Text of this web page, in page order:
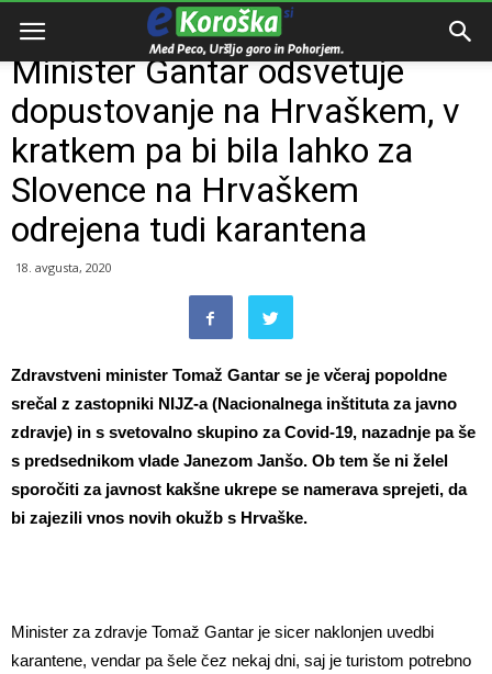
Domov
Minister Gantar odsvetuje
dopustovanje na Hrvaškem, v
kratkem pa bi bila lahko za
Slovence na Hrvaškem
odrejena tudi karantena
18. avgusta, 2020
Zdravstveni minister Tomaž Gantar se je včeraj popoldne
srečal z zastopniki NIJZ-a (Nacionalnega inštituta za javno
zdravje) in s svetovalno skupino za Covid-19, nazadnje pa še
s predsednikom vlade Janezom Janšo. Ob tem še ni želel
sporočiti za javnost kakšne ukrepe se namerava sprejeti, da
bi zajezili vnos novih okužb s Hrvaške.
Minister za zdravje Tomaž Gantar je sicer naklonjen uvedbi
karantene, vendar pa šele čez nekaj dni, saj je turistom potrebno